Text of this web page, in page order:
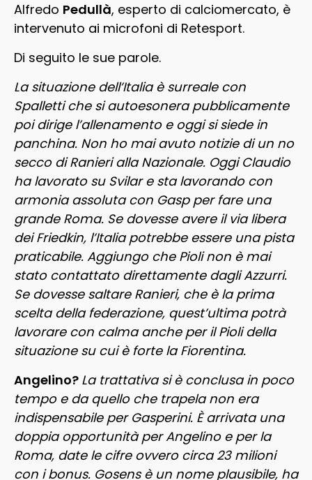
Alfredo Pedullà, esperto di calciomercato, è
intervenuto ai microfoni di Retesport.
Di seguito le sue parole.
La situazione dell’Italia è surreale con
Spalletti che si autoesonera pubblicamente
poi dirige l’allenamento e oggi si siede in
panchina. Non ho mai avuto notizie di un no
secco di Ranieri alla Nazionale. Oggi Claudio
ha lavorato su Svilar e sta lavorando con
armonia assoluta con Gasp per fare una
grande Roma. Se dovesse avere il via libera
dei Friedkin, l’Italia potrebbe essere una pista
praticabile. Aggiungo che Pioli non è mai
stato contattato direttamente dagli Azzurri.
Se dovesse saltare Ranieri, che è la prima
scelta della federazione, quest’ultima potrà
lavorare con calma anche per il Pioli della
situazione su cui è forte la Fiorentina.
Angelino? La trattativa si è conclusa in poco
tempo e da quello che trapela non era
indispensabile per Gasperini. È arrivata una
doppia opportunità per Angelino e per la
Roma, date le cifre ovvero circa 23 milioni
con i bonus. Gosens è un nome plausibile, ha